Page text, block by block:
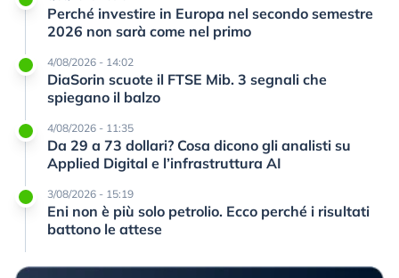
Perché investire in Europa nel secondo semestre
2026 non sarà come nel primo
4/08/2026 - 14:02
DiaSorin scuote il FTSE Mib. 3 segnali che
spiegano il balzo
4/08/2026 - 11:35
Da 29 a 73 dollari? Cosa dicono gli analisti su
Applied Digital e l’infrastruttura AI
3/08/2026 - 15:19
Eni non è più solo petrolio. Ecco perché i risultati
battono le attese